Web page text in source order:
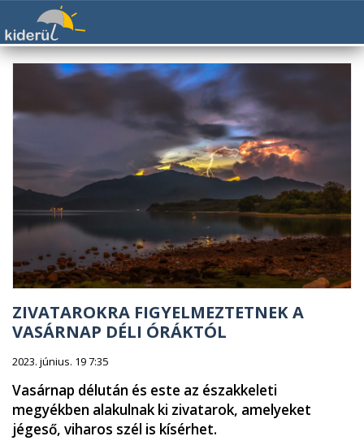
ZIVATAROKRA FIGYELMEZTETNEK A
VASÁRNAP DÉLI ÓRÁKTÓL
2023. június. 19 7:35
Vasárnap délután és este az északkeleti
megyékben alakulnak ki zivatarok, amelyeket
jégeső, viharos szél is kísérhet.